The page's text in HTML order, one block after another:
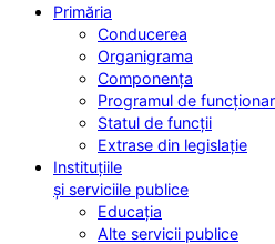
Primăria
Conducerea
Organigrama
Componența
Programul de
Statul de funcții
Extrase din legislație
Instituțiile
și serviciile publice
Educația
Alte servicii publice